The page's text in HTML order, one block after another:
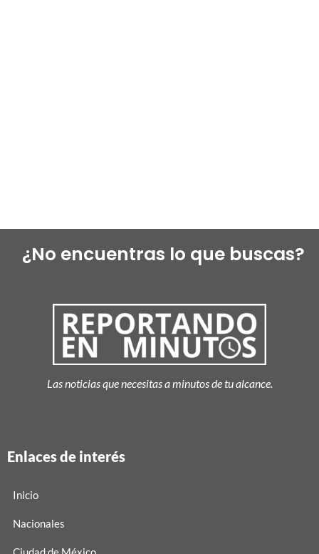
¿No encuentras lo que buscas?
Las noticias que necesitas a minutos de tu alcance.
Enlaces de interés
Inicio
Nacionales